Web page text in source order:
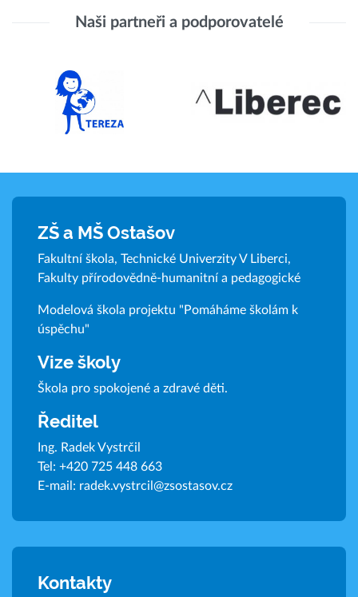
Naši partneři a podporovatelé
ZŠ a MŠ Ostašov
Fakultní škola, Technické Univerzity V Liberci,
Fakulty přírodovědně-humanitní a pedagogické
Modelová škola projektu "Pomáháme školám k
úspěchu"
Vize školy
Škola pro spokojené a zdravé děti.
Ředitel
Ing. Radek Vystrčil
Tel: +420 725 448 663
E-mail: radek.vystrcil@zsostasov.cz
Kontakty